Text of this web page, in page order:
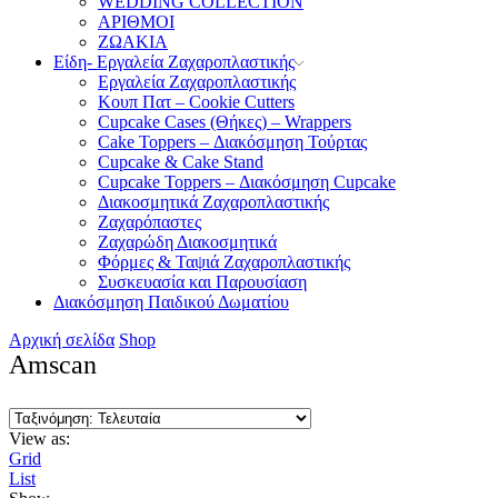
ΑΡΙΘΜΟΙ
ΖΩΑΚΙΑ
Είδη- Εργαλεία Ζαχαροπλαστικής
Εργαλεία Ζαχαροπλαστικής
Κουπ Πατ – Cookie Cutters
Cupcake Cases (Θήκες) – Wrappers
Cake Toppers – Διακόσμηση Τούρτας
Cupcake & Cake Stand
Cupcake Toppers – Διακόσμηση Cupcake
Διακοσμητικά Ζαχαροπλαστικής
Ζαχαρόπαστες
Ζαχαρώδη Διακοσμητικά
Φόρμες & Ταψιά Ζαχαροπλαστικής
Συσκευασία και Παρουσίαση
Διακόσμηση Παιδικού Δωματίου
Αρχική σελίδα Shop
Amscan
View as:
Grid
List